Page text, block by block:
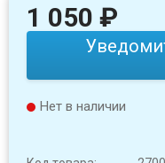
1 050 ₽
Нет в наличии